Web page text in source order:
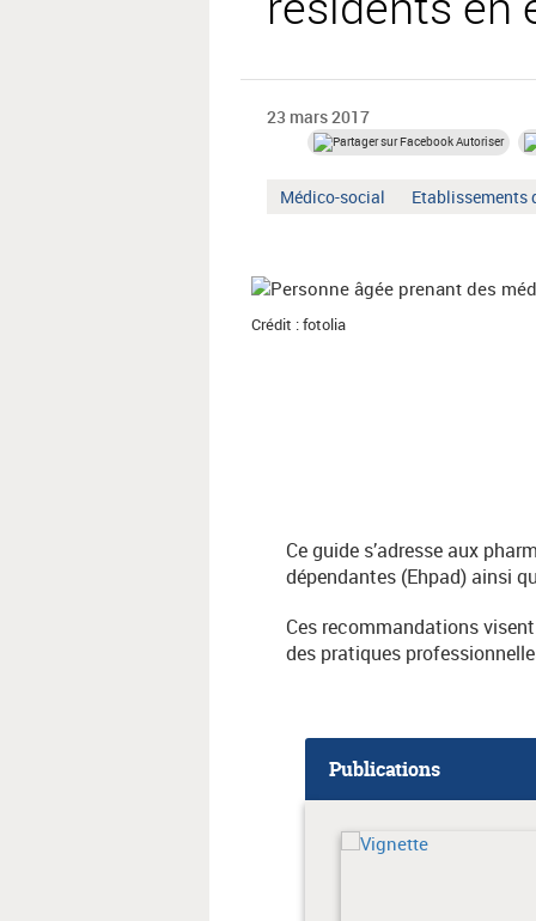
23 mars 2017
Autoriser
Mot
Médico-social
Mot
Etablissements
Crédit : fotolia
Ce guide s’adresse aux
dépendantes (Ehpad) ainsi
Ces recommandations
des pratiques
Publications